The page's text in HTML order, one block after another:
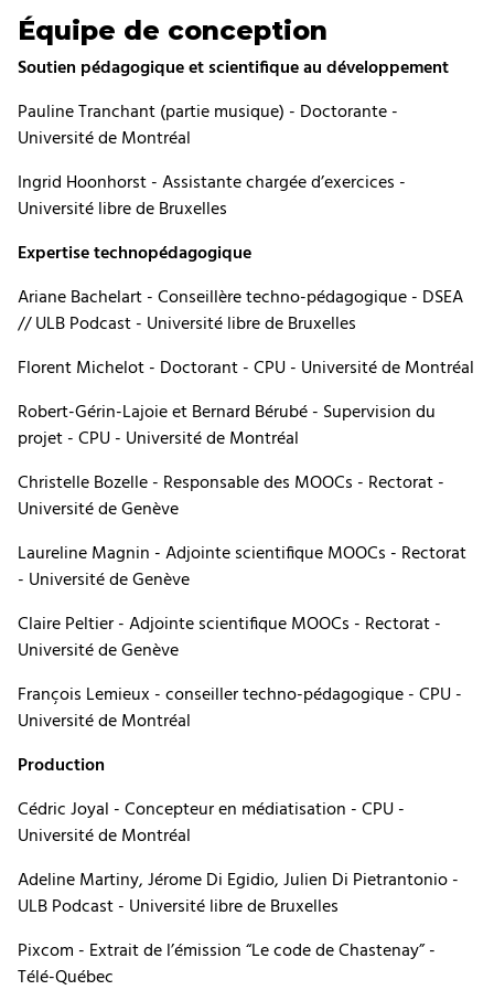
Équipe de conception
Soutien pédagogique et scientifique au développement
Pauline Tranchant (partie musique) - Doctorante -
Université de Montréal
Ingrid Hoonhorst - Assistante chargée d’exercices -
Université libre de Bruxelles
Expertise technopédagogique
Ariane Bachelart - Conseillère techno-pédagogique - DSEA
// ULB Podcast - Université libre de Bruxelles
Florent Michelot - Doctorant - CPU - Université de Montréal
Robert-Gérin-Lajoie et Bernard Bérubé - Supervision du
projet - CPU - Université de Montréal
Christelle Bozelle - Responsable des MOOCs - Rectorat -
Université de Genève
Laureline Magnin - Adjointe scientifique MOOCs - Rectorat
- Université de Genève
Claire Peltier - Adjointe scientifique MOOCs - Rectorat -
Université de Genève
François Lemieux - conseiller techno-pédagogique - CPU -
Université de Montréal
Production
Cédric Joyal - Concepteur en médiatisation - CPU -
Université de Montréal
Adeline Martiny, Jérome Di Egidio, Julien Di Pietrantonio -
ULB Podcast - Université libre de Bruxelles
Pixcom - Extrait de l’émission “Le code de Chastenay” -
Télé-Québec